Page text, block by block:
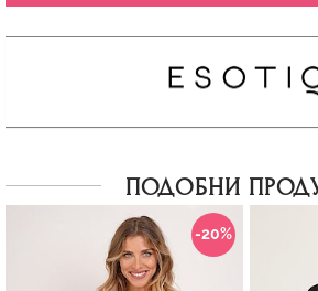
ПОДОБНИ
-20%